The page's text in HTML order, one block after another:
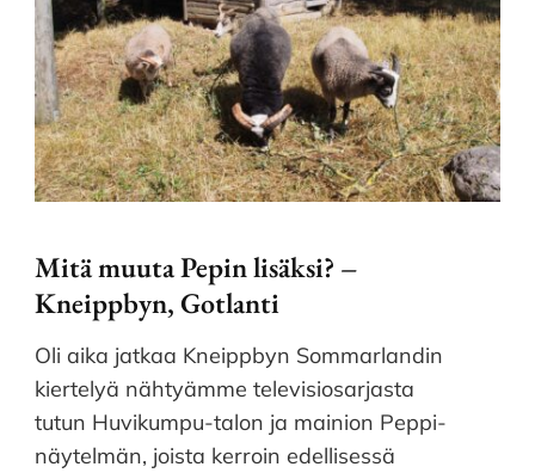
Mitä muuta Pepin lisäksi? –
Kneippbyn, Gotlanti
Oli aika jatkaa Kneippbyn Sommarlandin
kiertelyä nähtyämme televisiosarjasta
tutun Huvikumpu-talon ja mainion Peppi-
näytelmän, joista kerroin edellisessä